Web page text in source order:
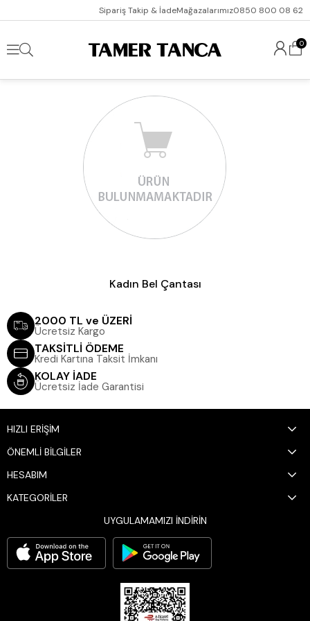
Sipariş Takip & İadeMağazalarımız0850 800 08 62
0
Kadın Bel Çantası
Kadın Çapraz Çanta
Kadın El Portföyü
Kadın Sırt Çantası
2000 TL ve ÜZERİ
Ücretsiz Kargo
TAKSİTLİ ÖDEME
Kredi Kartına Taksit İmkanı
KOLAY İADE
Ücretsiz İade Garantisi
HIZLI ERİŞİM
ÖNEMLİ BİLGİLER
HESABIM
KATEGORİLER
UYGULAMAMIZI İNDİRİN